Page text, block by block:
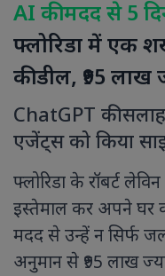
AI की मदद से 5
फ्लोरिडा में एक
की डील, ₹95 लाख
ChatGPT की
एजेंट्स को किया
फ्लोरिडा के रॉबर्ट
इस्तेमाल कर अपने घर
मदद से उन्हें न सिर्फ
अनुमान से ₹95 लाख